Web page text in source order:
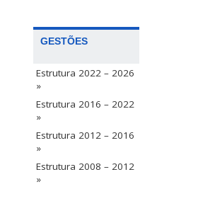
GESTÕES
Estrutura 2022 – 2026
»
Estrutura 2016 – 2022
»
Estrutura 2012 – 2016
»
Estrutura 2008 – 2012
»